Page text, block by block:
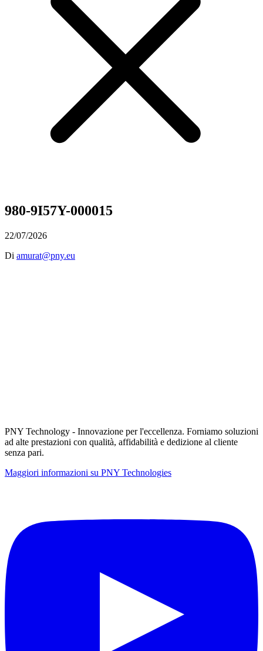
980-9I57Y-000015
22/07/2026
Di amurat@pny.eu
PNY Technology - Innovazione per l'eccellenza. Forniamo soluzioni
ad alte prestazioni con qualità, affidabilità e dedizione al cliente
senza pari.
Maggiori informazioni su PNY Technologies